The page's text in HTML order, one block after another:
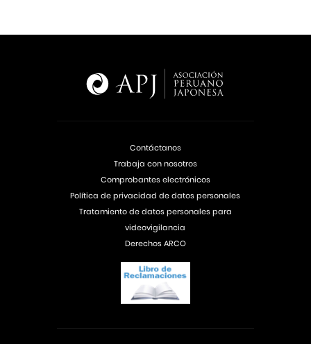
Contáctanos
Trabaja con nosotros
Comprobantes electrónicos
Política de privacidad de datos personales
Tratamiento de datos personales para
videovigilancia
Derechos ARCO